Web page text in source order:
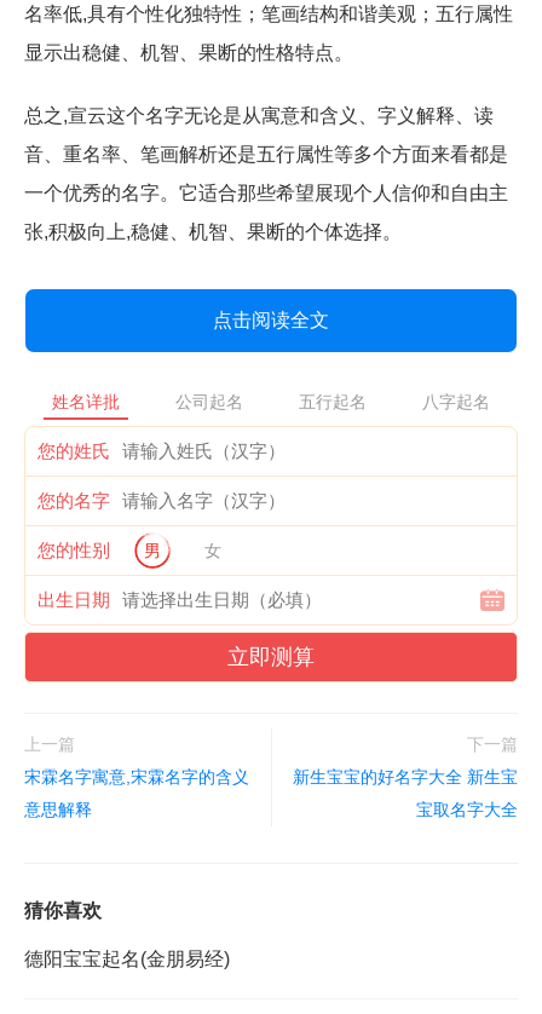
名率低,具有个性化独特性；笔画结构和谐美观；五行属性
显示出稳健、机智、果断的性格特点。
总之,宣云这个名字无论是从寓意和含义、字义解释、读
音、重名率、笔画解析还是五行属性等多个方面来看都是
一个优秀的名字。它适合那些希望展现个人信仰和自由主
张,积极向上,稳健、机智、果断的个体选择。
点击阅读全文
姓名详批 公司起名 五行起名 八字起名
您的姓氏
您的名字
您的性别 男 女
出生日期
立即测算
上一篇
宋霖名字寓意,宋霖名字的含义
意思解释
下一篇
新生宝宝的好名字大全 新生宝
宝取名字大全
猜你喜欢
德阳宝宝起名(金朋易经)